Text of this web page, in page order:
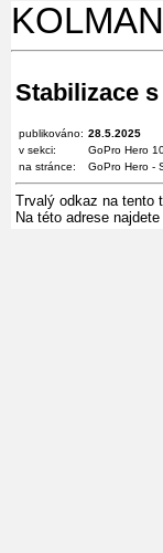
Stabilizace
publikováno: 28.5.2025
v sekci:
GoPro Hero
na stránce:
GoPro Hero -
Trvalý odkaz na tento
Na této adrese